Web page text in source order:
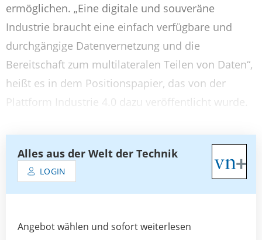
ermöglichen. „Eine digitale und souveräne
Industrie braucht eine einfach verfügbare und
durchgängige Datenvernetzung und die
Bereitschaft zum multilateralen Teilen von Daten“,
heißt es in dem Positionspapier, das von der
Plattform Industrie 4.0 dazu veröffentlicht wurde.
Alles aus der Welt der Technik
LOGIN
Angebot wählen und sofort weiterlesen